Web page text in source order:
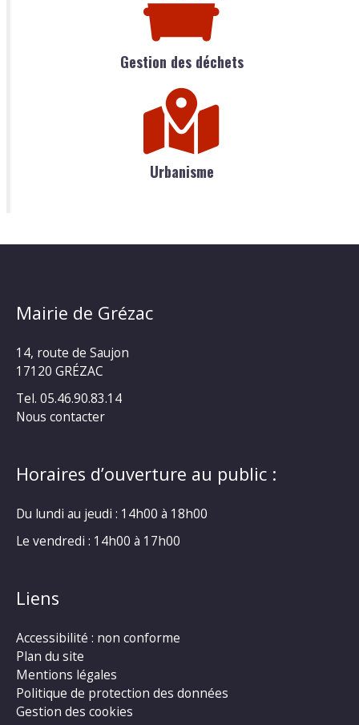
Gestion des déchets
Urbanisme
Mairie de Grézac
14, route de Saujon
17120 GRÉZAC
Tel. 05.46.90.83.14
Nous contacter
Horaires d’ouverture au public :
Du lundi au jeudi : 14h00 à 18h00
Le vendredi : 14h00 à 17h00
Liens
Accessibilité : non conforme
Plan du site
Mentions légales
Politique de protection des données
Gestion des cookies